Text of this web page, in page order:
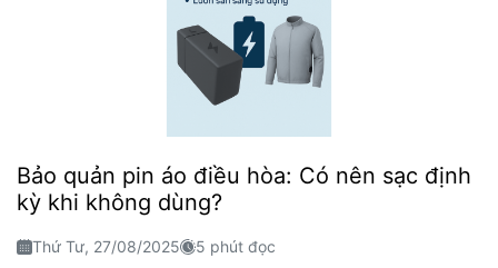
Bảo quản pin áo điều hòa: Có nên sạc định
kỳ khi không dùng?
Thứ Tư, 27/08/2025 5 phút đọc